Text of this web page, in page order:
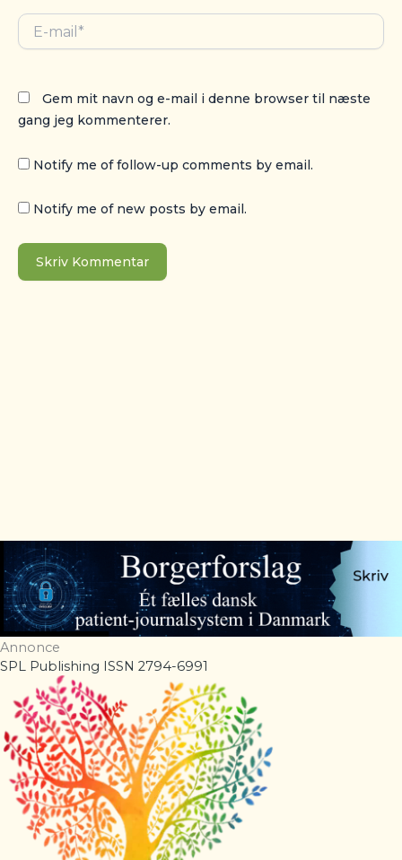
E-
mail*
Gem mit navn og e-mail i denne browser til næste
gang jeg kommenterer.
Notify me of follow-up comments by email.
Notify me of new posts by email.
Annonce
SPL Publishing ISSN 2794-6991